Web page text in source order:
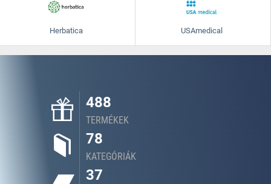
Herbatica USAmedical
488
TERMÉKEK
78
KATEGÓRIÁK
37